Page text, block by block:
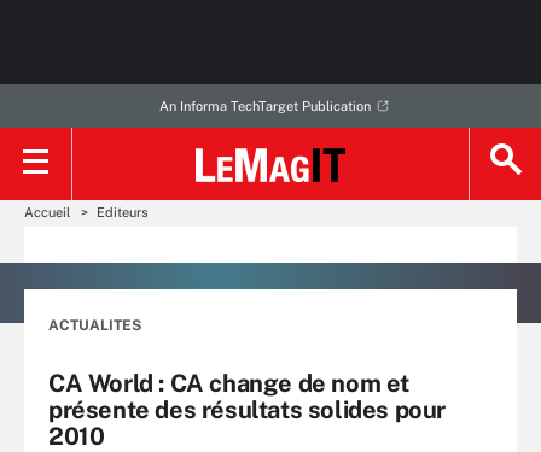
An Informa TechTarget Publication
Accueil Editeurs
ACTUALITES
CA World : CA change de nom et
présente des résultats solides pour
2010